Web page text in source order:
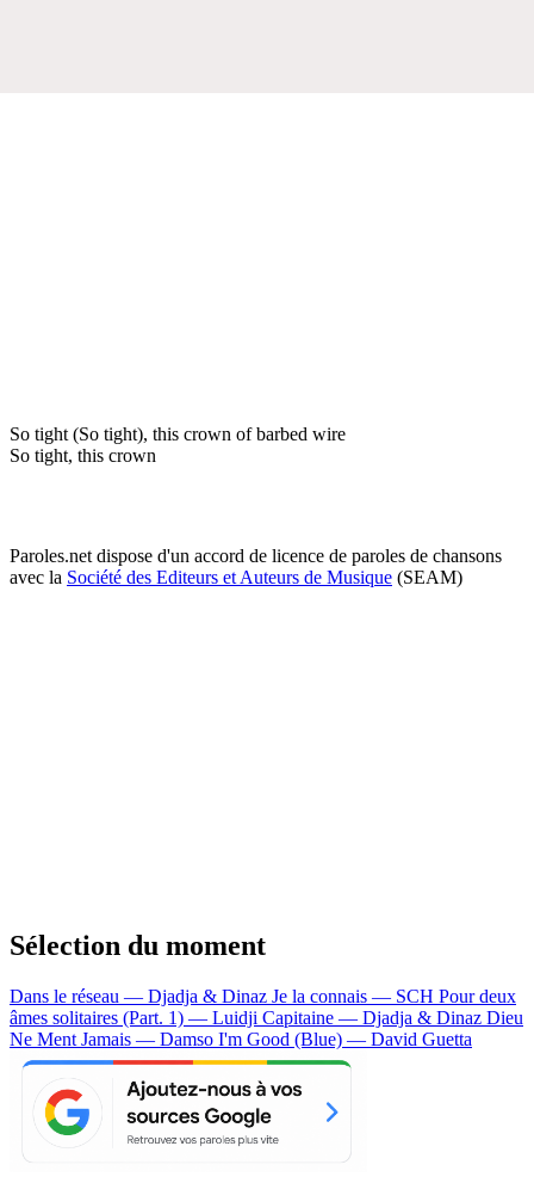
So tight (So tight), this crown of barbed wire
So tight, this crown
Paroles.net dispose d'un accord de licence de paroles de chansons
avec la Société des Editeurs et Auteurs de Musique (SEAM)
Sélection du moment
Dans le réseau — Djadja & Dinaz Je la connais — SCH Pour deux
âmes solitaires (Part. 1) — Luidji Capitaine — Djadja & Dinaz Dieu
Ne Ment Jamais — Damso I'm Good (Blue) — David Guetta